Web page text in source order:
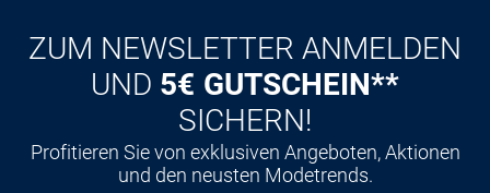
ZUM NEWSLETTER ANMELDEN
UND 5€ GUTSCHEIN**
SICHERN!
Profitieren Sie von exklusiven Angeboten, Aktionen
und den neusten Modetrends.